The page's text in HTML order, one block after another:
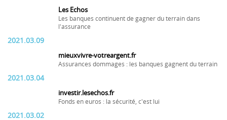
Les Echos
Les banques continuent de gagner du terrain dans
l'assurance
2021.03.09
mieuxvivre-votreargent.fr
Assurances dommages : les banques gagnent du terrain
2021.03.04
investir.lesechos.fr
Fonds en euros : la sécurité, c'est lui
2021.03.02